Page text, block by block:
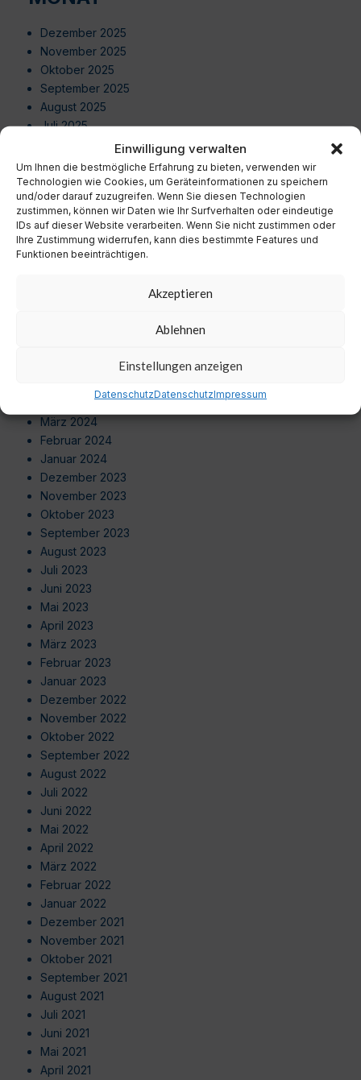
Einwilligung verwalten
Um Ihnen die bestmögliche Erfahrung zu bieten, verwenden wir
Technologien wie Cookies, um Geräteinformationen zu speichern
und/oder darauf zuzugreifen. Wenn Sie diesen Technologien
zustimmen, können wir Daten wie Ihr Surfverhalten oder eindeutige
IDs auf dieser Website verarbeiten. Wenn Sie nicht zustimmen oder
Ihre Zustimmung widerrufen, kann dies bestimmte Features und
Funktionen beeinträchtigen.
Akzeptieren
Ablehnen
Einstellungen anzeigen
DatenschutzDatenschutzImpressum
Dezember 2025
November 2025
Oktober 2025
September 2025
August 2025
Juli 2025
Mai 2025
April 2025
März 2025
Februar 2025
Januar 2025
Dezember 2024
März 2024
Februar 2024
Januar 2024
Dezember 2023
November 2023
Oktober 2023
September 2023
August 2023
Juli 2023
Juni 2023
Mai 2023
April 2023
März 2023
Februar 2023
Januar 2023
Dezember 2022
November 2022
Oktober 2022
September 2022
August 2022
Juli 2022
Juni 2022
Mai 2022
April 2022
März 2022
Februar 2022
Januar 2022
Dezember 2021
November 2021
Oktober 2021
September 2021
August 2021
Juli 2021
Juni 2021
Mai 2021
April 2021